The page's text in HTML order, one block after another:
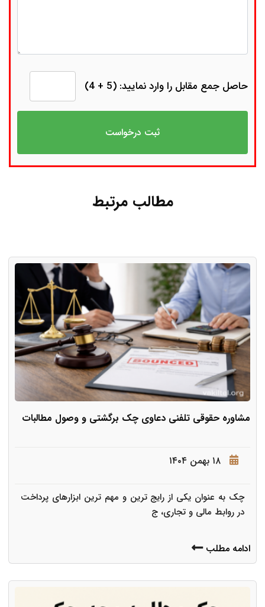
حاصل جمع مقابل را وارد نمایید: (5 + 4)
مطالب مرتبط
مشاوره حقوقی تلفنی دعاوی چک برگشتی و وصول مطالبات
۱۸ بهمن ۱۴۰۴
چک به عنوان یکی از رایج ترین و مهم ترین ابزارهای پرداخت
در روابط مالی و تجاری، ج
ادامه مطلب